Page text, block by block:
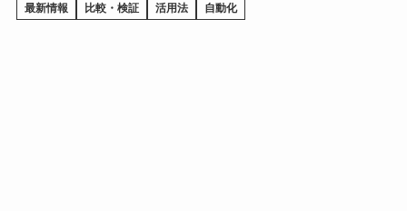
最新情報
比較・検証 活用法 自動化